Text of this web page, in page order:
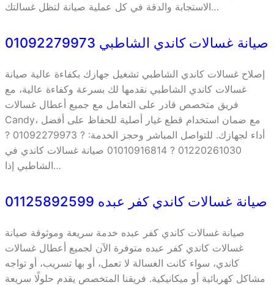
الاستجابة والدقة في كل عملية صيانة لتظل غسالتك…
صيانة غسالات كاندي الشاطبي 01092279973
إصلاح غسالات كاندي الشاطبي تشغيل جهازك بكفاءة عالية صيانة
غسالات كاندي الشاطبي نقدمها لك بسرعة وكفاءة عالية، مع
فريق متخصص قادر على التعامل مع جميع أعطال غسالات
Candy، مع ضمان استخدام قطع غيار أصلية للحفاظ على أفضل
أداء لجهازك. للتواصل المباشر وحجز الخدمة: ? 01092279973 ?
01220261030 ? 01010916814 صيانة غسالات كاندي في
الشاطبي إذا…
صيانة غسالات كاندي كفر عبده 01125892599
صيانة غسالات كاندي كفر عبده خدمة سريعة وموثوقة صيانة
غسالات كاندي كفر عبده متوفرة الآن لجميع أعطال غسالات
كاندي، سواء كانت الغسالة لا تعمل، أو بها تسريب، أو تواجه
مشاكل كهربائية أو ميكانيكية. فريقنا المتخصص يقدم حلولًا سريعة